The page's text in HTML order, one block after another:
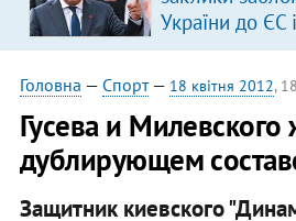
України до ЄС
припинити
риторику
Головна — Спорт— 18 квітня 2012,
Гусева и Милевского
дублирующем
Защитник киевского